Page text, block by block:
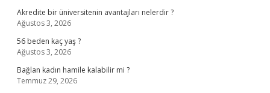
Akredite bir üniversitenin avantajları nelerdir ?
Ağustos 3, 2026
56 beden kaç yaş ?
Ağustos 3, 2026
Bağlan kadın hamile kalabilir mi ?
Temmuz 29, 2026